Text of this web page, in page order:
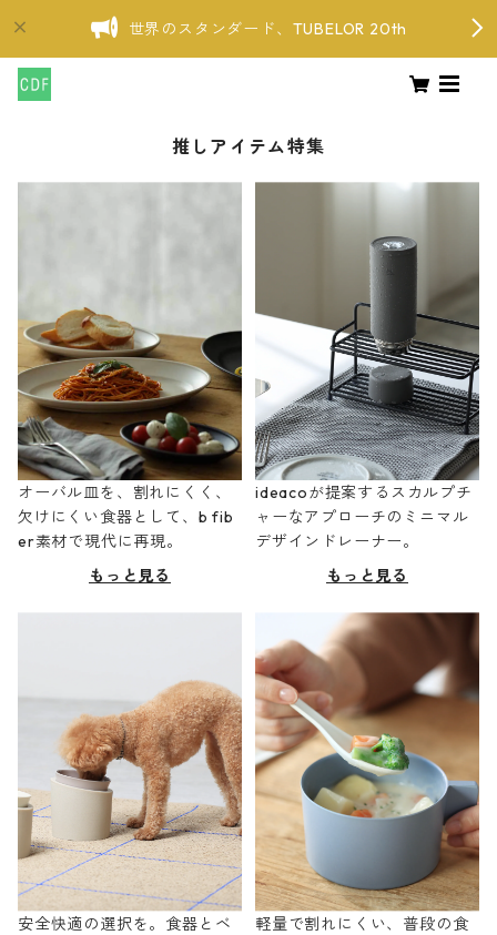
世界のスタンダード、TUBELOR 20th
推しアイテム特集
オーバル皿を、割れにくく、
欠けにくい食器として、b fib
er素材で現代に再現。
もっと見る
ideacoが提案するスカルプチ
ャーなアプローチのミニマル
デザインドレーナー。
もっと見る
安全快適の選択を。食器とベ
軽量で割れにくい、普段の食